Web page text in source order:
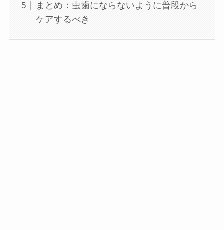
まとめ：虫歯にならないように普段から
ケアするべき